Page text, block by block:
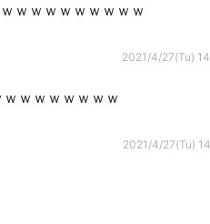
ｗｗｗｗｗｗｗｗｗ
2021/4/27(Tu)
ｗｗｗｗｗｗｗ
2021/4/27(Tu)